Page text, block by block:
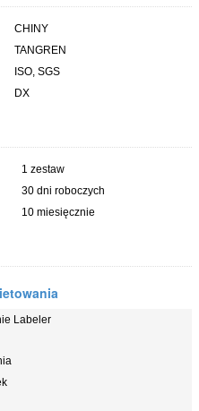
CHINY
TANGREN
ISO, SGS
DX
1 zestaw
30 dni roboczych
10 miesięcznie
Labeler